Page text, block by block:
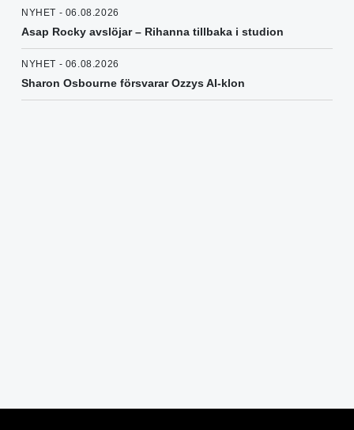
NYHET - 06.08.2026
Asap Rocky avslöjar – Rihanna tillbaka i studion
NYHET - 06.08.2026
Sharon Osbourne försvarar Ozzys AI-klon